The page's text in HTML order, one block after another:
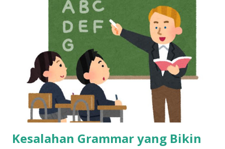
di mall, dibayar cuma per hari. Bisa dibilang pas-pasan buat
sekadar bertahan hidup. Tapi semuanya berubah waktu dia
pindah ke dunia call center. Begitu terima gaji pertamanya,
rasanya kayak menang undian. Pendapatannya langsung naik
dua kali lipat. Rasanya hidup jadi lebih cerah. Tapi cerita gak
berhenti di sana. Gaji besar di awal bisa bikin terlena.
Banyak yang merasa cukup, padahal tantangan hidup ma...
Kesalahan Grammar yang Bikin